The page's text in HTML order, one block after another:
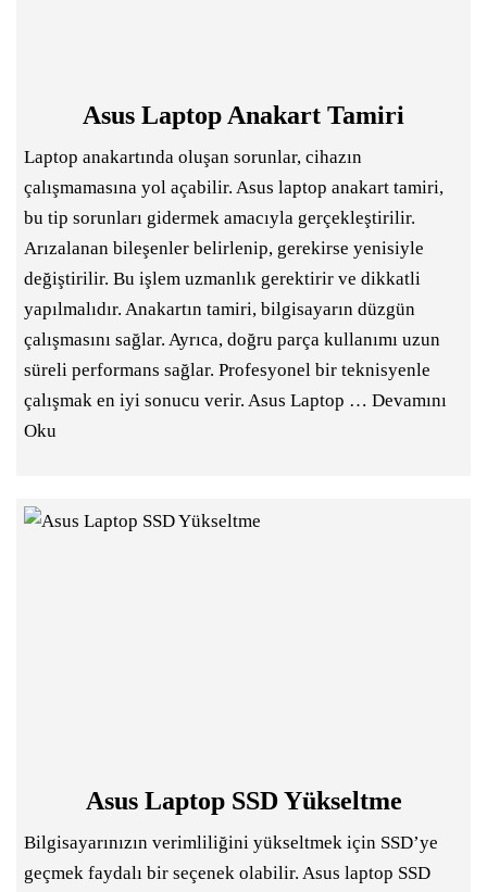
Asus Laptop Anakart Tamiri
Laptop anakartında oluşan sorunlar, cihazın
çalışmamasına yol açabilir. Asus laptop anakart tamiri,
bu tip sorunları gidermek amacıyla gerçekleştirilir.
Arızalanan bileşenler belirlenip, gerekirse yenisiyle
değiştirilir. Bu işlem uzmanlık gerektirir ve dikkatli
yapılmalıdır. Anakartın tamiri, bilgisayarın düzgün
çalışmasını sağlar. Ayrıca, doğru parça kullanımı uzun
süreli performans sağlar. Profesyonel bir teknisyenle
çalışmak en iyi sonucu verir. Asus Laptop … Devamını
Oku
Asus Laptop SSD Yükseltme
Bilgisayarınızın verimliliğini yükseltmek için SSD’ye
geçmek faydalı bir seçenek olabilir. Asus laptop SSD